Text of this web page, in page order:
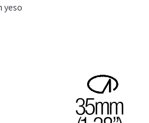
yeso